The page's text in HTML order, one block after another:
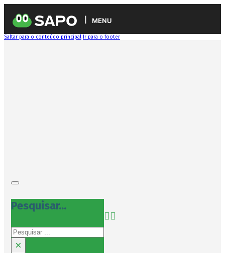
MENU
Saltar para o conteúdo principal Ir para o footer
Pesquisar...
Pesquisar
×